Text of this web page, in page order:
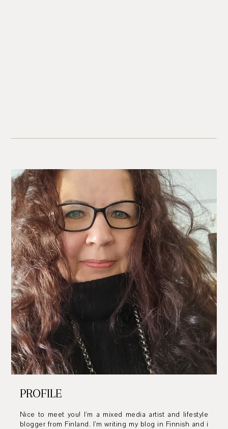
PROFILE
Nice to meet you! I’m a mixed media artist and lifestyle
blogger from Finland. I’m writing my blog in Finnish and i